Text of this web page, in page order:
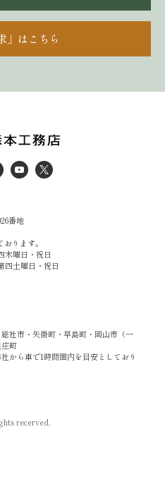
」はこちら
番地
ります。
木曜日・祝日
四土曜日・祝日
社市・矢掛町・早島町・岡山市（一
町
から車で1時間圏内を目安としており
recerved.